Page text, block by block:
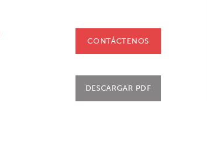
CONTÁCTENOS
DESCARGAR PDF